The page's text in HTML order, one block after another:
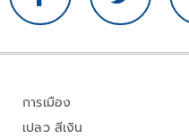
การเมือง
เปลว สีเงิน